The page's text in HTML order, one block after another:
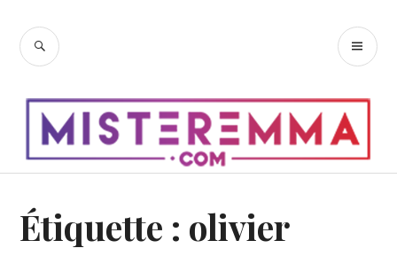
contenu
RECHERCHE
Étiquette : olivier